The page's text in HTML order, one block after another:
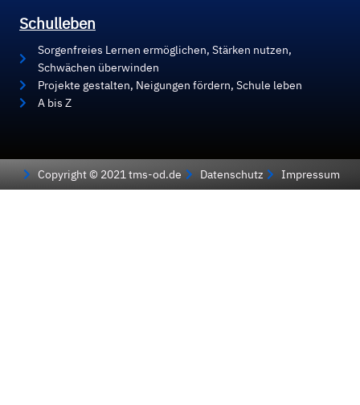
Schulleben
Sorgenfreies Lernen ermöglichen, Stärken nutzen,
Schwächen überwinden
Projekte gestalten, Neigungen fördern, Schule leben
A bis Z
Copyright © 2021 tms-od.de Datenschutz Impressum